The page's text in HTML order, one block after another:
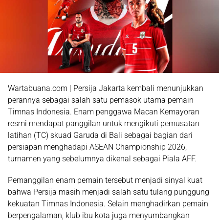
Wartabuana.com | Persija Jakarta kembali menunjukkan
perannya sebagai salah satu pemasok utama pemain
Timnas Indonesia. Enam penggawa Macan Kemayoran
resmi mendapat panggilan untuk mengikuti pemusatan
latihan (TC) skuad Garuda di Bali sebagai bagian dari
persiapan menghadapi ASEAN Championship 2026,
turnamen yang sebelumnya dikenal sebagai Piala AFF.
Pemanggilan enam pemain tersebut menjadi sinyal kuat
bahwa Persija masih menjadi salah satu tulang punggung
kekuatan Timnas Indonesia. Selain menghadirkan pemain
berpengalaman, klub ibu kota juga menyumbangkan